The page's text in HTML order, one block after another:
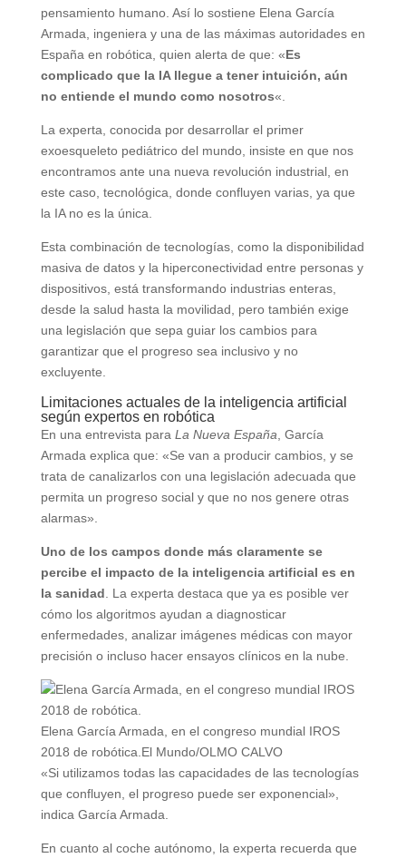
pensamiento humano. Así lo sostiene Elena García
Armada, ingeniera y una de las máximas autoridades en
España en robótica, quien alerta de que: «Es
complicado que la IA llegue a tener intuición, aún
no entiende el mundo como nosotros«.
La experta, conocida por desarrollar el primer
exoesqueleto pediátrico del mundo, insiste en que nos
encontramos ante una nueva revolución industrial, en
este caso, tecnológica, donde confluyen varias, ya que
la IA no es la única.
Esta combinación de tecnologías, como la disponibilidad
masiva de datos y la hiperconectividad entre personas y
dispositivos, está transformando industrias enteras,
desde la salud hasta la movilidad, pero también exige
una legislación que sepa guiar los cambios para
garantizar que el progreso sea inclusivo y no
excluyente.
Limitaciones actuales de la inteligencia artificial
según expertos en robótica
En una entrevista para La Nueva España , García
Armada explica que: «Se van a producir cambios, y se
trata de canalizarlos con una legislación adecuada que
permita un progreso social y que no nos genere otras
alarmas».
Uno de los campos donde más claramente se
percibe el impacto de la inteligencia artificial es en
la sanidad . La experta destaca que ya es posible ver
cómo los algoritmos ayudan a diagnosticar
enfermedades, analizar imágenes médicas con mayor
precisión o incluso hacer ensayos clínicos en la nube.
Elena García Armada, en el congreso mundial IROS
2018 de robótica. El Mundo/OLMO CALVO
«Si utilizamos todas las capacidades de las tecnologías
que confluyen, el progreso puede ser exponencial»,
indica García Armada.
En cuanto al coche autónomo, la experta recuerda que